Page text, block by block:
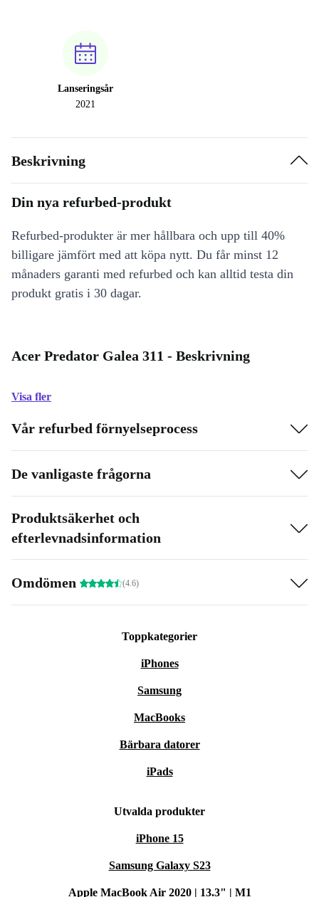
Lanseringsår
2021
Beskrivning
Din nya refurbed-produkt
Refurbed-produkter är mer hållbara och upp till 40%
billigare jämfört med att köpa nytt. Du får minst 12
månaders garanti med refurbed och kan alltid testa din
produkt gratis i 30 dagar.
Acer Predator Galea 311 - Beskrivning
Visa fler
Vår refurbed förnyelseprocess
De vanligaste frågorna
Produktsäkerhet och
efterlevnadsinformation
Omdömen (4.6)
Toppkategorier
iPhones
Samsung
MacBooks
Bärbara datorer
iPads
Utvalda produkter
iPhone 15
Samsung Galaxy S23
Apple MacBook Air 2020 | 13.3" | M1